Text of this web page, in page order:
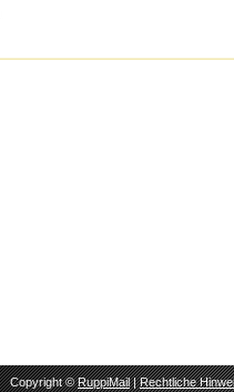
Copyright ©RuppiMail|Rechtliche